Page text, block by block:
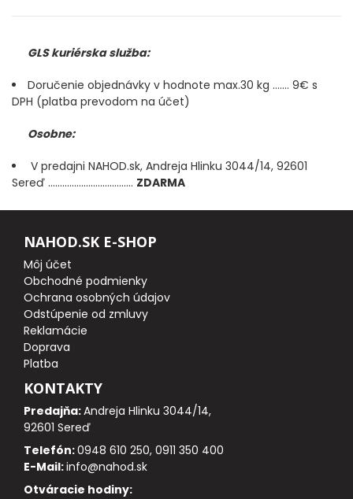
GLS kuriérska služba:
Doručenie objednávky v hodnote max.30 kg ....... 9€ s
DPH (platba prevodom na účet)
Osobne:
V predajni NAHOD.sk, Andreja Hlinku 3044/14, 92601
Sereď .................................... ZDARMA
NAHOD.SK E-SHOP
Môj účet
Obchodné podmienky
Ochrana osobných údajov
Odstúpenie od zmluvy
Reklamácie
Doprava
Platba
KONTAKTY
Predajňa:Andreja Hlinku 3044/14,
92601 Sereď
Telefón:0948 610 250, 0911 350 400
E-Mail:info@nahod.sk
Otváracie hodiny:
MATCHOVÉ A BOLOGNESOVÉ PRÚTY
DOPLNKY K PRÚTOM
PUZDRÁ NA PRÚTY
NAVIJAKY
PREDNÁ BRZDA
BAITRUNNER
MULTIPLIKÁTORY
NÁHRADNÉ CIEVKY